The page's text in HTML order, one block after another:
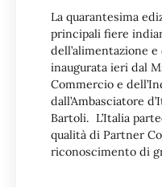
La quarantesima
principali fiere
dell’alimentazione
inaugurata ieri dal
Commercio e
dall’Ambasciatore
Bartoli. L’Italia
qualità di Partner
riconoscimento di